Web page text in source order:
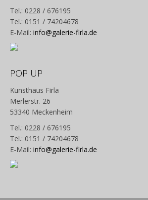
Tel.: 0228 / 676195
Tel.: 0151 / 74204678
E-Mail: info@galerie-firla.de
POP UP
Kunsthaus Firla
Merlerstr. 26
53340 Meckenheim
Tel.: 0228 / 676195
Tel.: 0151 / 74204678
E-Mail: info@galerie-firla.de